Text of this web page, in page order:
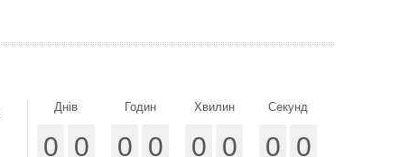
Днів
0 0
Годин
0 0
Хвилин
0 0
Секунд
0 0